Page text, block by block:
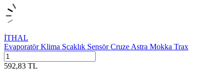
İTHAL
Evaporatör Klima Scaklık Sensör Cruze Astra Mokka Trax
592,83 TL